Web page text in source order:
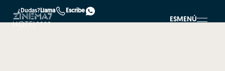
¿Dudas?Llama Escribe
ESMENÚ